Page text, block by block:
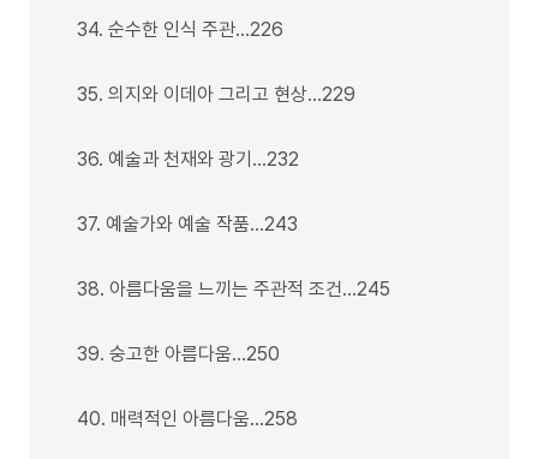
34. 순수한 인식 주관…226
35. 의지와 이데아 그리고 현상…229
36. 예술과 천재와 광기…232
37. 예술가와 예술 작품…243
38. 아름다움을 느끼는 주관적 조건…245
39. 숭고한 아름다움…250
40. 매력적인 아름다움…258